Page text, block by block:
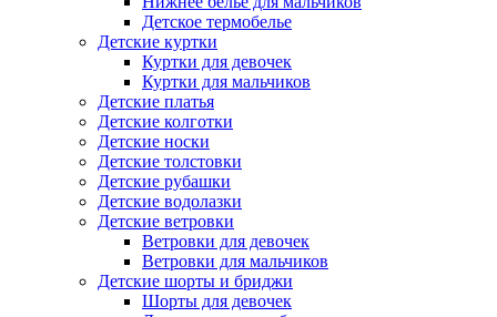
Детское термобелье
Детские куртки
Куртки для девочек
Куртки для мальчиков
Детские платья
Детские колготки
Детские носки
Детские толстовки
Детские рубашки
Детские водолазки
Детские ветровки
Ветровки для девочек
Ветровки для мальчиков
Детские шорты и бриджи
Шорты для девочек